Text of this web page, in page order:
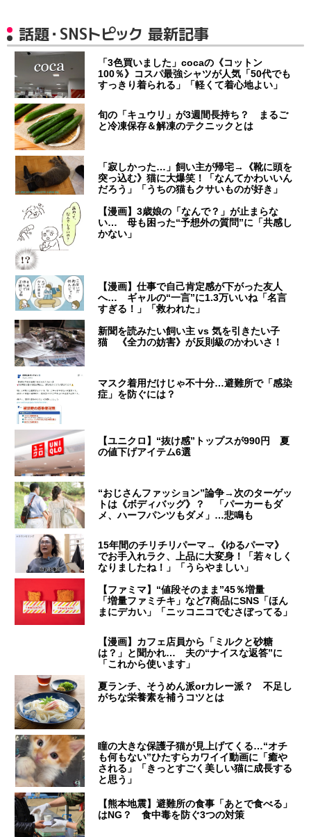
話題・SNSトピック 最新記事
「3色買いました」cocaの《コットン
100％》コスパ最強シャツが人気「50代でも
すっきり着られる」「軽くて着心地よい」
旬の「キュウリ」が3週間長持ち？ まるご
と冷凍保存＆解凍のテクニックとは
「寂しかった…」飼い主が帰宅→《靴に頭を
突っ込む》猫に大爆笑！「なんてかわいいん
だろう」「うちの猫もクサいものが好き」
【漫画】3歳娘の「なんで？」が止まらな
い… 母も困った“予想外の質問”に「共感し
かない」
【漫画】仕事で自己肯定感が下がった友人
へ… ギャルの“一言”に1.3万いいね「名言
すぎる！」「救われた」
新聞を読みたい飼い主 vs 気を引きたい子
猫 《全力の妨害》が反則級のかわいさ！
マスク着用だけじゃ不十分…避難所で「感染
症」を防ぐには？
【ユニクロ】“抜け感”トップスが990円 夏
の値下げアイテム6選
“おじさんファッション”論争→次のターゲッ
トは《ボディバッグ》？ 「パーカーもダ
メ、ハーフパンツもダメ」…悲鳴も
15年間のチリチリパーマ→《ゆるパーマ》
でお手入れラク、上品に大変身！「若々しく
なりましたね！」「うらやましい」
【ファミマ】“値段そのまま”45％増量
「増量ファミチキ」など7商品にSNS「ほん
まにデカい」「ニッコニコでむさぼってる」
【漫画】カフェ店員から「ミルクと砂糖
は？」と聞かれ… 夫の“ナイスな返答”に
「これから使います」
夏ランチ、そうめん派orカレー派？ 不足し
がちな栄養素を補うコツとは
瞳の大きな保護子猫が見上げてくる…“オチ
も何もない”ひたすらカワイイ動画に「癒や
される」「きっとすごく美しい猫に成長する
と思う」
【熊本地震】避難所の食事「あとで食べる」
はNG？ 食中毒を防ぐ3つの対策